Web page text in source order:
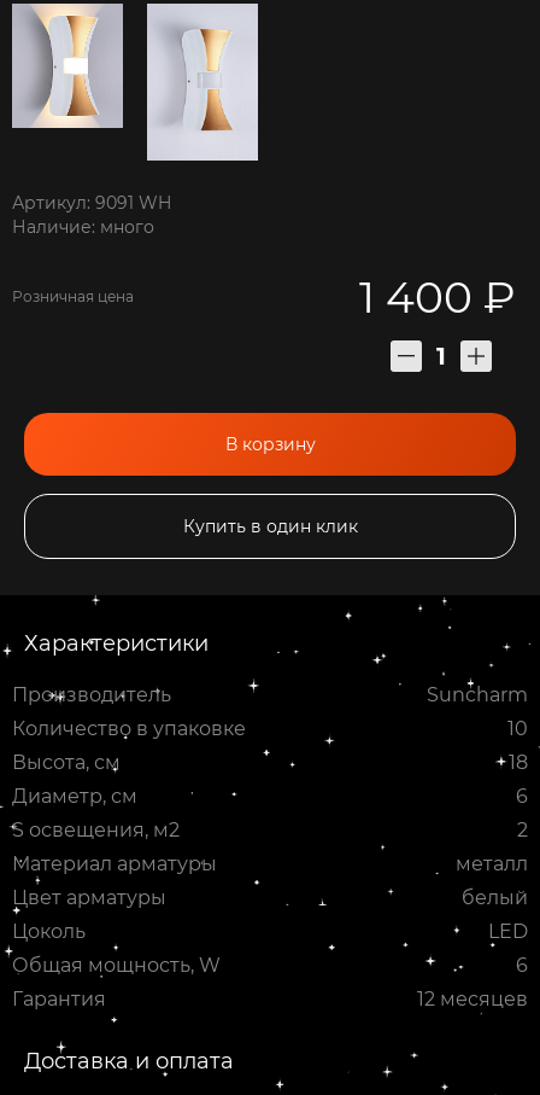
Артикул: 9091 WH
Наличие: много
Розничная цена 1 400 ₽
В корзину
Купить в один клик
Характеристики
Производитель
Suncharm
Количество в упаковке
10
Высота, см
18
Диаметр, см
6
S освещения, м2
2
Материал арматуры
металл
Цвет арматуры
белый
Цоколь
LED
Общая мощность, W
6
Гарантия
12 месяцев
Доставка и оплата